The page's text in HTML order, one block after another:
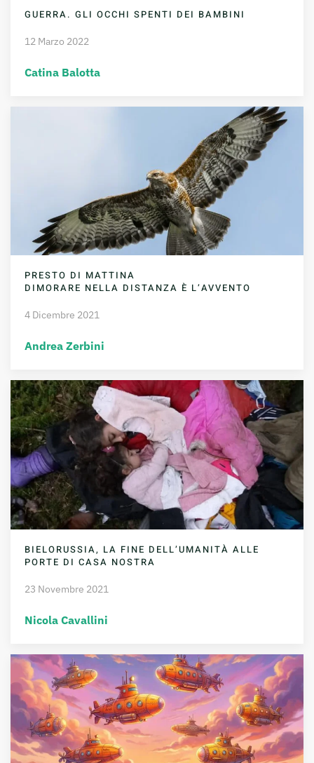
GUERRA. GLI OCCHI SPENTI DEI BAMBINI
12 Marzo 2022
Catina Balotta
PRESTO DI MATTINA
DIMORARE NELLA DISTANZA È L’AVVENTO
4 Dicembre 2021
Andrea Zerbini
BIELORUSSIA, LA FINE DELL’UMANITÀ ALLE
PORTE DI CASA NOSTRA
23 Novembre 2021
Nicola Cavallini